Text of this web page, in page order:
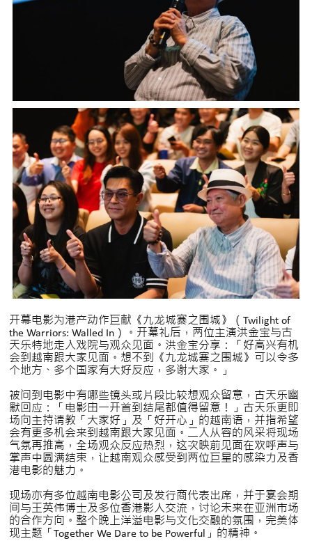
开幕电影为港产动作巨献《九龙城寨之围城》（Twilight of
the Warriors: Walled In）。开幕礼后，两位主演洪金宝与古
天乐特地走入戏院与观众见面。洪金宝分享：「好高兴有机
会到越南跟大家见面。想不到《九龙城寨之围城》可以令多
个地方、多个国家有大好反应，多谢大家。」
被问到电影中有哪些镜头或片段比较想观众留意，古天乐幽
默回应：「电影由一开首到结尾都值得留意！」古天乐更即
场向主持请教「大家好」及「好开心」的越南语，并指希望
会有更多机会来到越南跟大家见面。二人从容的风采将现场
气氛再推高，全场观众反应热烈，这次映前见面在欢呼声与
掌声中圆满结束，让越南观众感受到两位巨星的感染力及香
港电影的魅力。
现场亦有多位越南电影公司及发行商代表出席，并于宴会期
间与王英伟博士及多位香港影人交流，讨论未来在亚洲市场
的合作方向。整个晚上洋溢电影与文化交融的氛围，完美体
现主题「Together We Dare to be Powerful」的精神。